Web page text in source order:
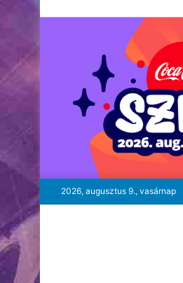
2026, augusztus 9., vasárnap